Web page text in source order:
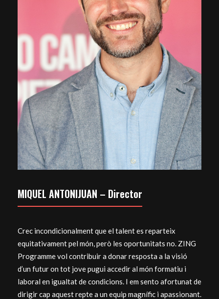
MIQUEL ANTONIJUAN – Director
Crec incondicionalment que el talent es reparteix
equitativament pel món, però les oportunitats no. ZING
Programme vol contribuir a donar resposta a la visió
d’un futur on tot jove pugui accedir al món formatiu i
laboral en igualtat de condicions. I em sento afortunat de
dirigir cap aquest repte a un equip magnífic i apassionant.